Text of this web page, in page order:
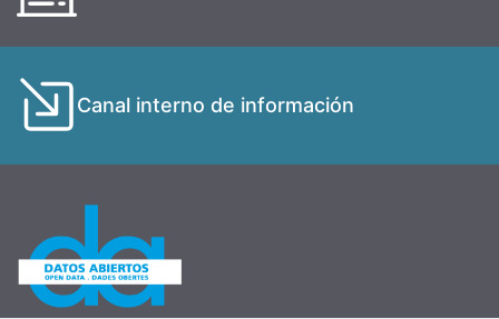
Canal interno de información